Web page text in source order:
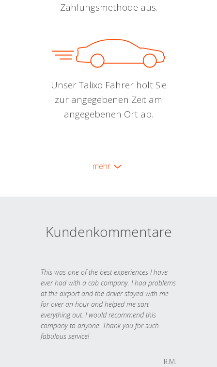
Zahlungsmethode aus.
Unser Talixo Fahrer holt Sie
zur angegebenen Zeit am
angegebenen Ort ab.
mehr
Kundenkommentare
This was one of the best experiences I have
ever had with a cab company. I had problems
at the airport and the driver stayed with me
for over an hour and helped me sort
everything out. I would recommend this
company to anyone. Thank you for such
fabulous service!
R.M.